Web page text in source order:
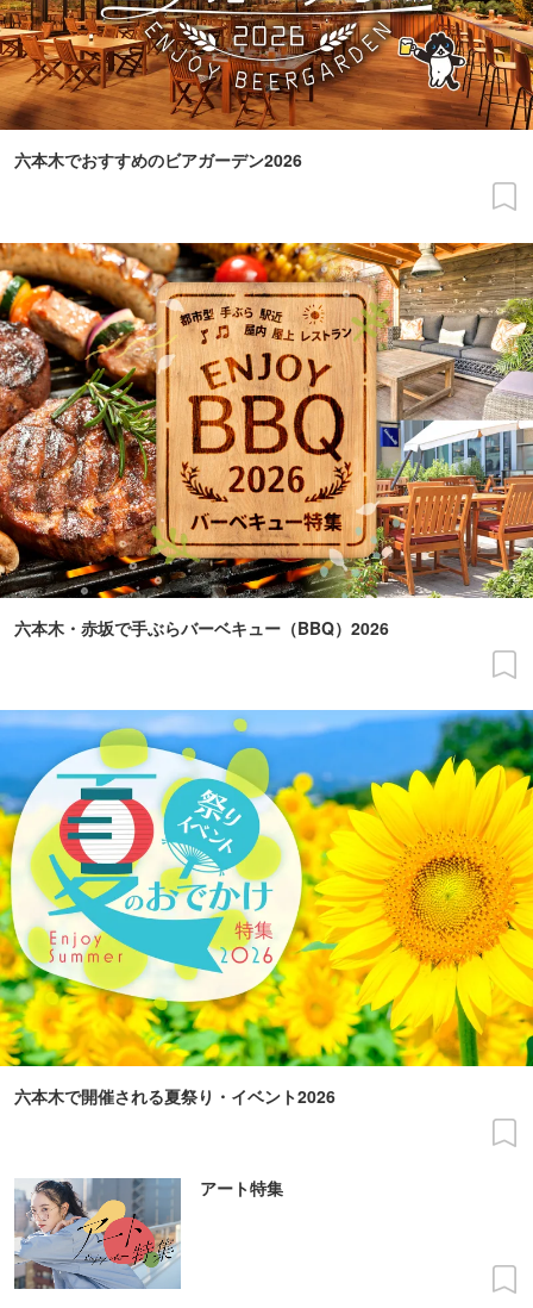
六本木でおすすめのビアガーデン2026
六本木・赤坂で手ぶらバーベキュー（BBQ）2026
六本木で開催される夏祭り・イベント2026
アート特集